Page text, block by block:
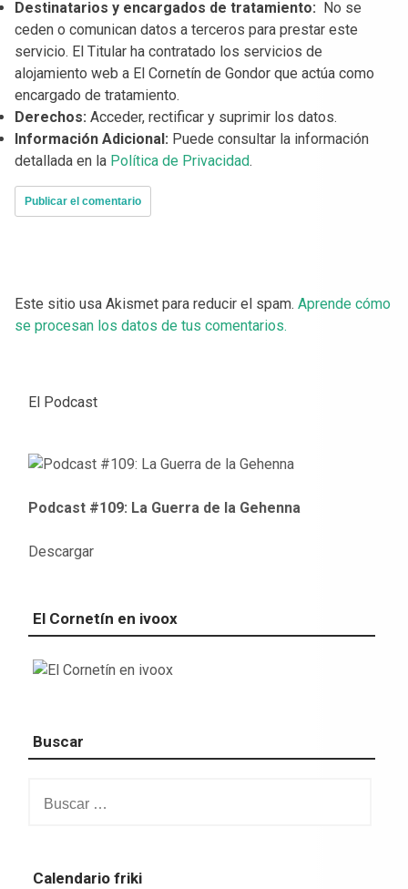
Destinatarios y encargados de tratamiento: No se
ceden o comunican datos a terceros para prestar este
servicio. El Titular ha contratado los servicios de
alojamiento web a El Cornetín de Gondor que actúa como
encargado de tratamiento.
Derechos: Acceder, rectificar y suprimir los datos.
Información Adicional: Puede consultar la información
detallada en la Política de Privacidad.
Este sitio usa Akismet para reducir el spam. Aprende cómo
se procesan los datos de tus comentarios.
El Podcast
Podcast #109: La Guerra de la Gehenna
Descargar
El Cornetín en ivoox
Buscar
Calendario friki